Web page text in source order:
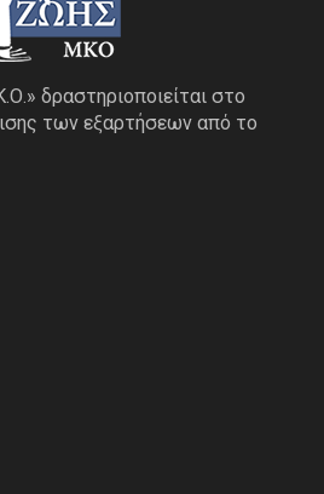
δραστηριοποιείται στο
των εξαρτήσεων από το